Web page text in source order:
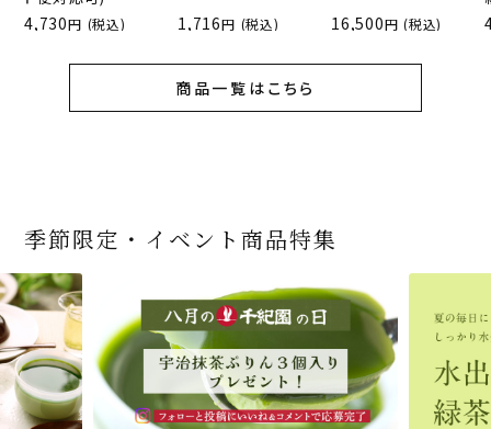
4,730 (税込) 1,716 (税込) 16,500 (税込)
商品一覧はこちら
季節限定・イベント商品特集